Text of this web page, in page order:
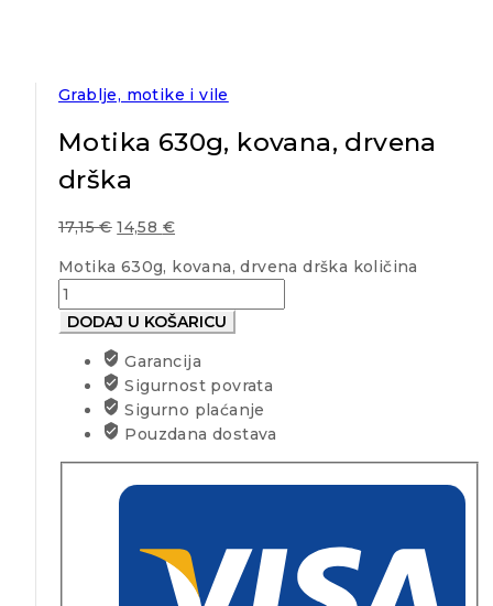
Grablje, motike i vile
Motika 630g, kovana, drvena
drška
17,15€ 14,58 €
Motika 630g, kovana, drvena drška količina
DODAJ U KOŠARICU
Garancija
Sigurnost povrata
Sigurno plaćanje
Pouzdana dostava